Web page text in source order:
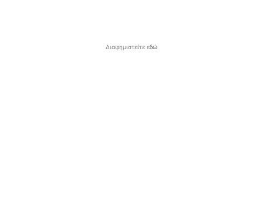
Διαφημιστείτε εδώ